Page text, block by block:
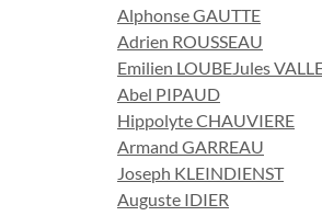
Alphonse GAUTTE
Adrien ROUSSEAU
Emilien LOUBEJules
Abel PIPAUD
Hippolyte CHAUVIERE
Armand GARREAU
Joseph KLEINDIENST
Auguste IDIER